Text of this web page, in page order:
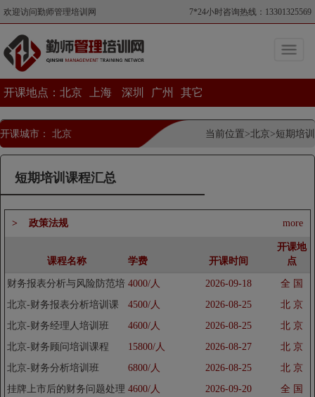
欢迎访问勤师管理培训网 7*24小时咨询热线：13301325569
开课地点： 北京 上海 深圳 广州 其它
开课城市： 北京 当前位置>北京>短期培训
短期培训课程汇总
> 政策法规 more
课程名称 学费 开课时间
开课地
点
财务报表分析与风险防范培
训课程
4000/人 2026-09-18
全 国
北京-财务报表分析培训课
程
4500/人 2026-08-25
北 京
北京-财务经理人培训班
4600/人 2026-08-25
北 京
北京-财务顾问培训课程
15800/人 2026-08-27
北 京
北京-财务分析培训班
6800/人 2026-08-25
北 京
挂牌上市后的财务问题处理 4600/人 2026-09-20
全 国